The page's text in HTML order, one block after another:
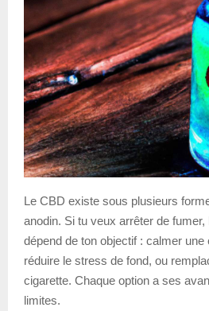
Le CBD existe sous plusieurs
anodin. Si tu veux arrêter de
dépend de ton objectif : calmer une
réduire le stress de fond, ou
cigarette. Chaque option a ses
limites.